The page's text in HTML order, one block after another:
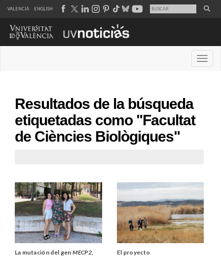
VALENCIÀ ENGLISH
Resultados de la búsqueda
etiquetadas como "Facultat
de Ciències Biològiques"
La mutación del genMECP2,
El proyecto